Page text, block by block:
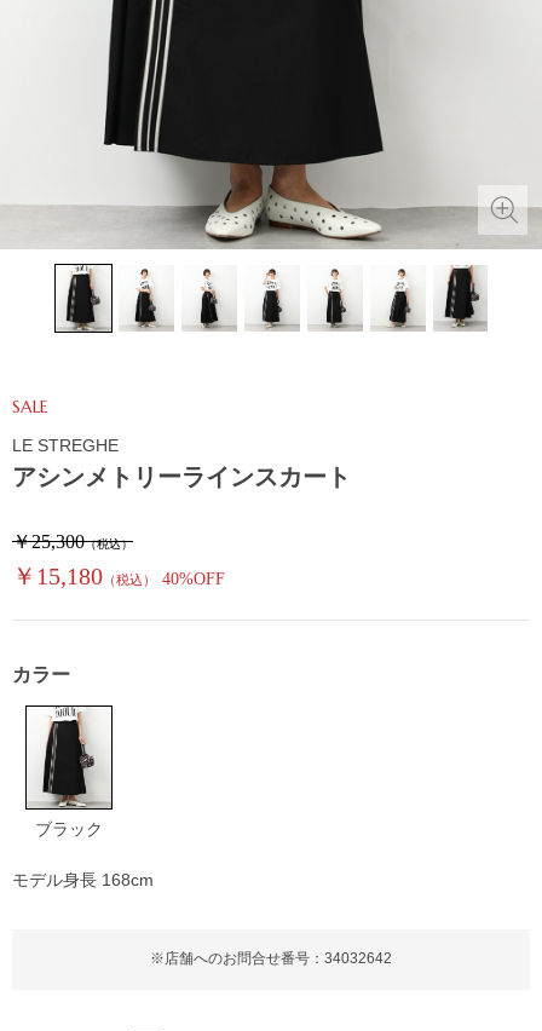
アシンメトリーラインスカート
SALE
￥25,300（税込）
￥15,180 （税込） 40%OFF
※店舗へのお問合せ番号：34032642
LE STREGHE
カラー
ブラック
モデル身長 168cm